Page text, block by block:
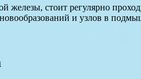
железы, стоит регулярно
и узлов в